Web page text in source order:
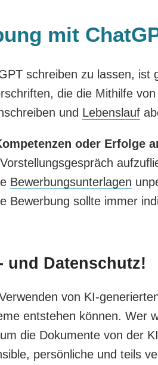
mit
schreiben zu lassen, ist
die die Mithilfe
und Lebenslauf
oder Erfolge
Bewerbungsunterlagen
Bewerbung sollte immer
und Datenschutz!
von KI-
entstehen können. Wer
die Dokumente von der
persönliche und teils